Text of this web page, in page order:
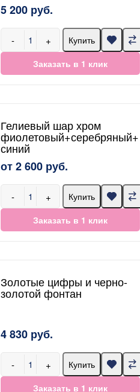
5 200 руб.
- +
Купить
Заказать в 1 клик
Гелиевый шар хром
фиолетовый+серебряный+
синий
от 2 600 руб.
- +
Купить
Заказать в 1 клик
Золотые цифры и черно-
золотой фонтан
4 830 руб.
- +
Купить
Заказать в 1 клик